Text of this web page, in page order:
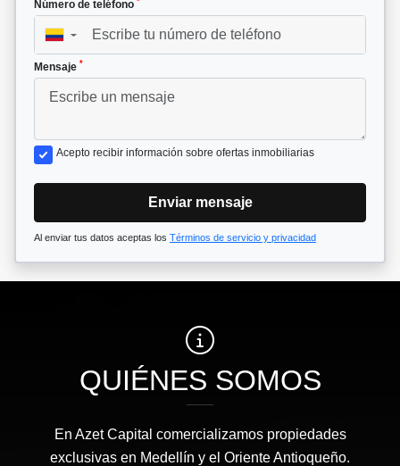
Número de teléfono
▼
Mensaje *
Acepto recibir información sobre ofertas inmobiliarias
Enviar mensaje
Al enviar tus datos aceptas los Términos de servicio y privacidad
QUIÉNES SOMOS
En Azet Capital comercializamos propiedades
exclusivas en Medellín y el Oriente Antioqueño.